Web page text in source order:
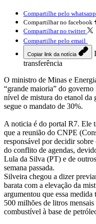
Compartilhe pelo whatsapp
Compartilhar no facebook
Compartilhar no twitter
Compartilhe pelo email
Copiar link da notícia
transferência
O ministro de Minas e
“grande maioria” do
nível de mistura do etanol da
segue o mandato de 30%.
A noticia é do portal R7. Ele
que a reunião do CNPE
responsável por decidir
do conflito de agendas,
Lula da Silva (PT) e de
semana passada.
Silveira chegou a dizer
barata com a elevação da
argumentou que essa
500 milhões de litros
combustível à base de